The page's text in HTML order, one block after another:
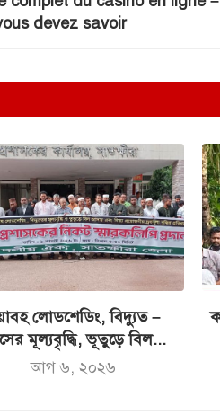
devez savoir
লোডশেডিং, বিদ্যুত –
মূল্যবৃদ্ধি, ভূতুড়ে বিল...
আগ ৬, ২০২৬